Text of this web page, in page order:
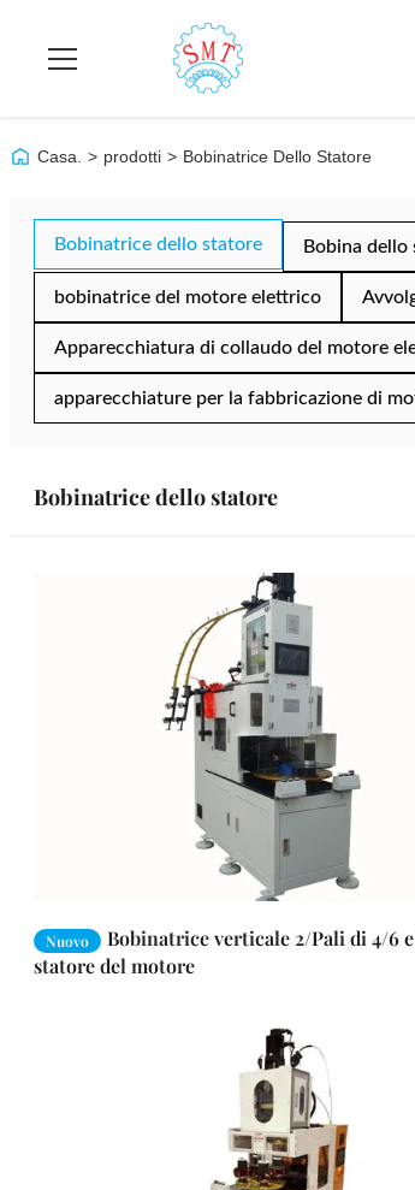
Casa. > prodotti > Bobinatrice Dello Statore
Bobinatrice dello statore Bobina dello
bobinatrice del motore elettrico
Apparecchiatura di collaudo del motore
apparecchiature per la fabbricazione di
Bobinatrice dello statore
Nuovo
Bobinatrice verticale 2/Pali di 4/6
statore del motore